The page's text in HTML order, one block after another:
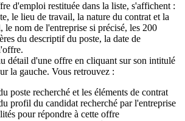
d'emploi restituée dans la liste, s'affichent :
le lieu de travail, la nature du contrat et la
le nom de l'entreprise si précisé, les 200
du descriptif du poste, la date de
détail d'une offre en cliquant sur son intitulé
la gauche. Vous retrouvez :
poste recherché et les éléments de contrat
profil du candidat recherché par l'entreprise
pour répondre à cette offre